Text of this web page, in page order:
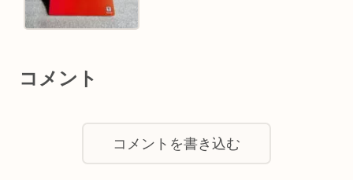
コメント
コメントを書き込む